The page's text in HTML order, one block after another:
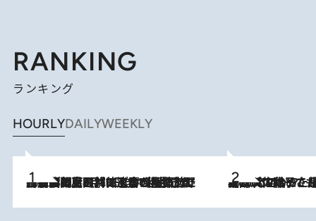
RANKING
ランキング
HOURLYDAILYWEEKLY
2026.8.8
「最後に見られてよかった」上野動物園の東園パンダ舎が解体前に特別公開。8月16日まで延長されたパネル展と共に辿る“半世紀”のパンダ飼育《解体工事の図面あり》 2026.8.5
【阿川佐和子さんの年とる力】なぜ70代で始めた趣味は“こんなに楽しい”のか？ ピアノ、俳句…スランプに陥っても続けられる“ある秘訣”とは